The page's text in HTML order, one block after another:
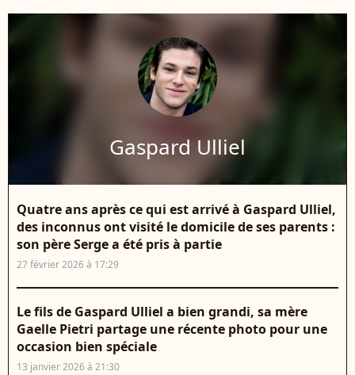
Gaspard Ulliel
Quatre ans après ce qui est arrivé à Gaspard Ulliel,
des inconnus ont visité le domicile de ses parents :
son père Serge a été pris à partie
27 février 2026 à 17:29
Le fils de Gaspard Ulliel a bien grandi, sa mère
Gaelle Pietri partage une récente photo pour une
occasion bien spéciale
13 janvier 2026 à 21:30